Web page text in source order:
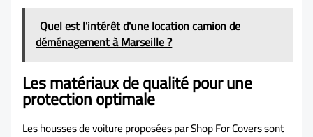
Quel est l'intérêt d'une location camion de
déménagement à Marseille ?
Les matériaux de qualité pour une
protection optimale
Les housses de voiture proposées par Shop For Covers sont